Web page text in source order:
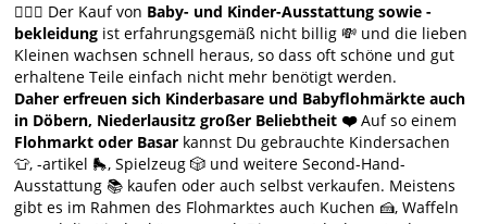
🙋🏻‍♀️ Der Kauf von Baby- und Kinder-Ausstattung sowie -
bekleidung ist erfahrungsgemäß nicht billig 💸 und die lieben
Kleinen wachsen schnell heraus, so dass oft schöne und gut
erhaltene Teile einfach nicht mehr benötigt werden.
Daher erfreuen sich Kinderbasare und Babyflohmärkte auch
in Döbern, Niederlausitz großer Beliebtheit ❤️Auf so einem
Flohmarkt oder Basar kannst Du gebrauchte Kindersachen
👕, -artikel 🛼, Spielzeug 🎲 und weitere Second-Hand-
Ausstattung 📚 kaufen oder auch selbst verkaufen. Meistens
gibt es im Rahmen des Flohmarktes auch Kuchen 🍰, Waffeln